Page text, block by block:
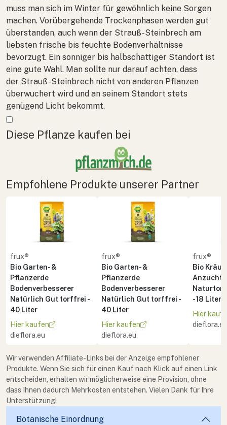
muss man sich im Winter für gewöhnlich keine Sorgen
machen. Vorübergehende Trockenphasen werden gut
überstanden, auch wenn der Strauß-Steinbrech am
liebsten frische bis feuchte Bodenverhältnisse
bevorzugt. Ein sonniger bis halbschattiger Standort ist
eine gute Wahl. Man sollte nur darauf achten, dass
der Strauß-Steinbrech nicht von anderen Pflanzen
überwuchert wird und an seinem Standort stets
genügend Licht bekommt.
Mehr anzeigen
Diese Pflanze kaufen bei
Empfohlene Produkte unserer Partner
frux®
Bio Garten- &
Pflanzerde
Bodenverbesserer
Natürlich Gut torffrei -
40 Liter
Hier kaufen
dieflora.eu
frux®
Bio Garten- &
Pflanzerde
Bodenverbesserer
Natürlich Gut torffrei -
40 Liter
Hier kaufen
dieflora.eu
frux®
Bio
Naturton
- 18 Liter
Hier
dieflora.eu
Wir verwenden Affiliate-Links bei der Anzeige empfohlener
Produkte. Wenn Sie sich für einen Kauf nach Klick auf einen Link
entscheiden, erhalten wir möglicherweise eine Provision, ohne
dass Ihnen dadurch Mehrkosten entstehen. Vielen Dank für Ihre
Unterstützung!
Botanische Einordnung